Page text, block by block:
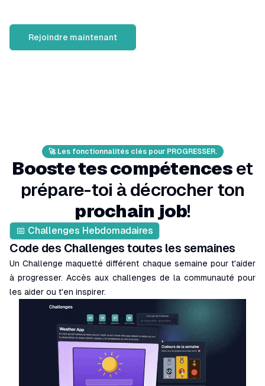
Rejoindre maintenant
🚀 Les fonctionnalités clés pour PROGRESSER.
Booste tes compétenceset
prépare-toi à décrocher ton
prochain job!
📅 Challenges Hebdomadaires
Code des Challenges toutes les semaines
Un Challenge maquetté différent chaque semaine pour t'aider
à progresser. Accès aux challenges de la communauté pour
les aider ou t'en inspirer.